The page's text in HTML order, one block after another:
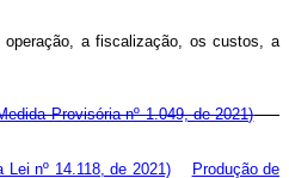
a fiscalização, os custos, a
Provisória nº 1.049, de 2021)
Lei nº 14.118, de 2021)
Produção de